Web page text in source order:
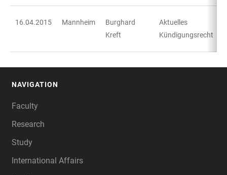
16.04.2015 Mannheim
Burghard
Kreft
Aktuelles
Kündigungsrecht
NAVIGATION
Faculty
Research
Study
International Affairs